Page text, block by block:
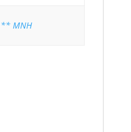
** MNH